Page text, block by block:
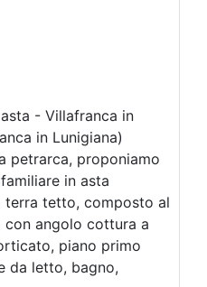
- Villafranca in
in Lunigiana)
petrarca, proponiamo
in asta
tetto, composto al
angolo cottura a
piano primo
da letto, bagno,